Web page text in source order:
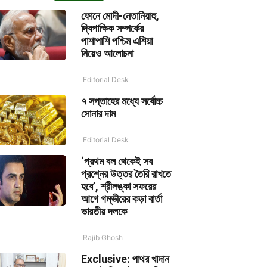
ফোনে মোদী-নেতানিয়াহু,
দ্বিপাক্ষিক সম্পর্কের
পাশাপাশি পশ্চিম এশিয়া
নিয়েও আলোচনা
Editorial Desk
৭ সপ্তাহের মধ্যে সর্বোচ্চ
সোনার দাম
Editorial Desk
‘প্রথম বল থেকেই সব
প্রশ্নের উত্তর তৈরি রাখতে
হবে’, শ্রীলঙ্কা সফরের
আগে গম্ভীরের কড়া বার্তা
ভারতীয় দলকে
Rajib Ghosh
Exclusive: পাথর খাদান